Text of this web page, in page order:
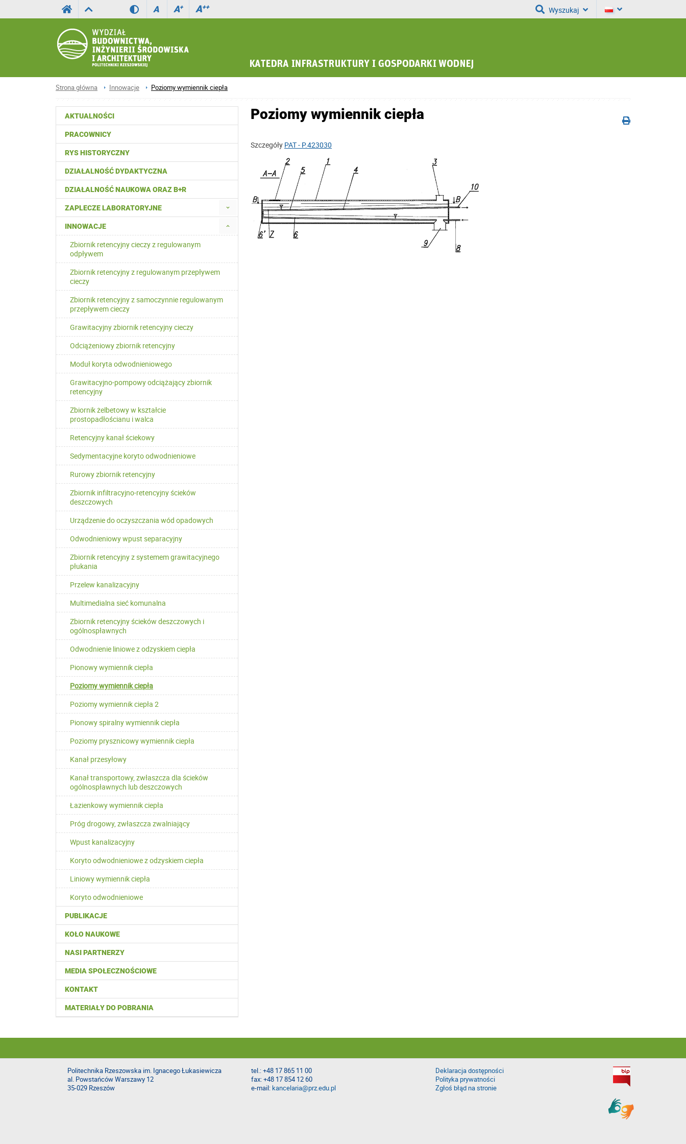
A A+ A++ Wyszukaj
Strona główna Innowacje Poziomy wymiennik ciepła
AKTUALNOŚCI
PRACOWNICY
RYS HISTORYCZNY
DZIAŁALNOŚĆ DYDAKTYCZNA
DZIAŁALNOŚĆ NAUKOWA ORAZ B+R
ZAPLECZE LABORATORYJNE
INNOWACJE
Zbiornik retencyjny cieczy z regulowanym
odpływem
Zbiornik retencyjny z regulowanym przepływem
cieczy
Zbiornik retencyjny z samoczynnie regulowanym
przepływem cieczy
Grawitacyjny zbiornik retencyjny cieczy
Odciążeniowy zbiornik retencyjny
Moduł koryta odwodnieniowego
Grawitacyjno-pompowy odciążający zbiornik
retencyjny
Zbiornik żelbetowy w kształcie
prostopadłościanu i walca
Retencyjny kanał ściekowy
Sedymentacyjne koryto odwodnieniowe
Rurowy zbiornik retencyjny
Zbiornik infiltracyjno-retencyjny ścieków
deszczowych
Urządzenie do oczyszczania wód opadowych
Odwodnieniowy wpust separacyjny
Zbiornik retencyjny z systemem grawitacyjnego
płukania
Przelew kanalizacyjny
Multimedialna sieć komunalna
Zbiornik retencyjny ścieków deszczowych i
ogólnospławnych
Odwodnienie liniowe z odzyskiem ciepła
Pionowy wymiennik ciepła
Poziomy wymiennik ciepła
Poziomy wymiennik ciepła 2
Pionowy spiralny wymiennik ciepła
Poziomy prysznicowy wymiennik ciepła
Kanał przesyłowy
Kanał transportowy, zwłaszcza dla ścieków
ogólnospławnych lub deszczowych
Łazienkowy wymiennik ciepła
Próg drogowy, zwłaszcza zwalniający
Wpust kanalizacyjny
Koryto odwodnieniowe z odzyskiem ciepła
Liniowy wymiennik ciepła
Koryto odwodnieniowe
PUBLIKACJE
KOŁO NAUKOWE
NASI PARTNERZY
MEDIA SPOŁECZNOŚCIOWE
KONTAKT
MATERIAŁY DO POBRANIA
Poziomy wymiennik ciepła
Szczegóły PAT - P.423030
Politechnika Rzeszowska im. Ignacego Łukasiewicza
al. Powstańców Warszawy 12
35-029 Rzeszów
tel.: +48 17 865 11 00
fax: +48 17 854 12 60
e-mail:kancelaria@prz.edu.pl
Deklaracja dostępności
Polityka prywatności
Zgłoś błąd na stronie